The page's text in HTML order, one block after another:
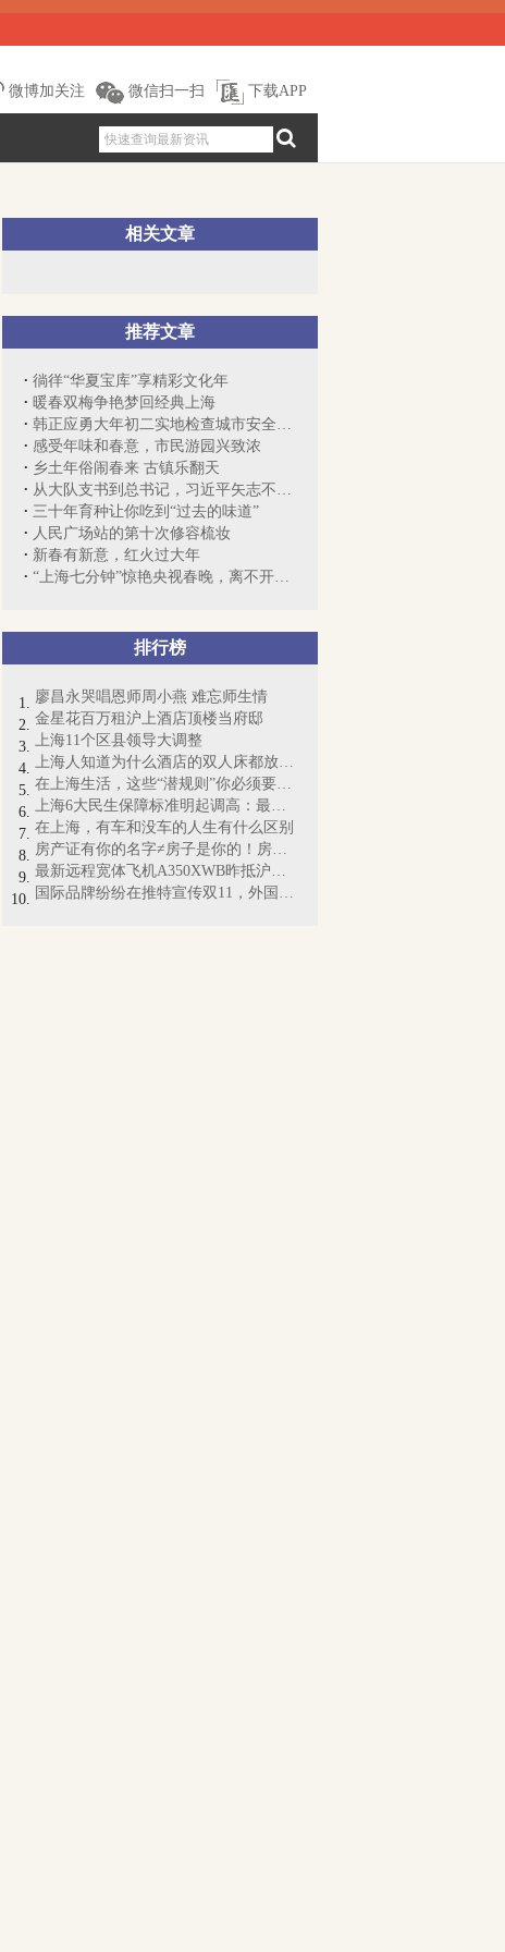
微博加关注 微信扫一扫 下载APP
相关文章
推荐文章
徜徉“华夏宝库”享精彩文化年
暖春双梅争艳梦回经典上海
韩正应勇大年初二实地检查城市安全工作，...
感受年味和春意，市民游园兴致浓
乡土年俗闹春来 古镇乐翻天
从大队支书到总书记，习近平矢志不移一件事
三十年育种让你吃到“过去的味道”
人民广场站的第十次修容梳妆
新春有新意，红火过大年
“上海七分钟”惊艳央视春晚，离不开这些...
排行榜
廖昌永哭唱恩师周小燕 难忘师生情
金星花百万租沪上酒店顶楼当府邸
上海11个区县领导大调整
上海人知道为什么酒店的双人床都放4个枕...
在上海生活，这些“潜规则”你必须要懂！
上海6大民生保障标准明起调高：最低工资...
在上海，有车和没车的人生有什么区别
房产证有你的名字≠房子是你的！房产证即...
最新远程宽体飞机A350XWB昨抵沪：“侬好...
国际品牌纷纷在推特宣传双11，外国网友懵...